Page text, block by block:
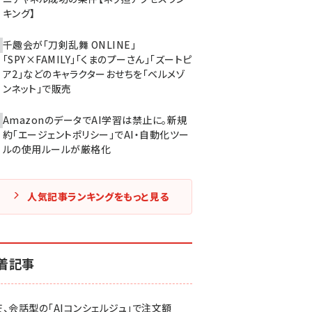
キング】
千趣会が「刀剣乱舞 ONLINE」
「SPY×FAMILY」「くまのプーさん」「ズートピ
ア2」などのキャラクターおせちを「ベルメゾ
ンネット」で販売
AmazonのデータでAI学習は禁止に。新規
約「エージェントポリシー」でAI・自動化ツー
ルの使用ルールが厳格化
人気記事ランキングをもっと見る
記事
会話型の「AIコンシェルジュ」で注文額